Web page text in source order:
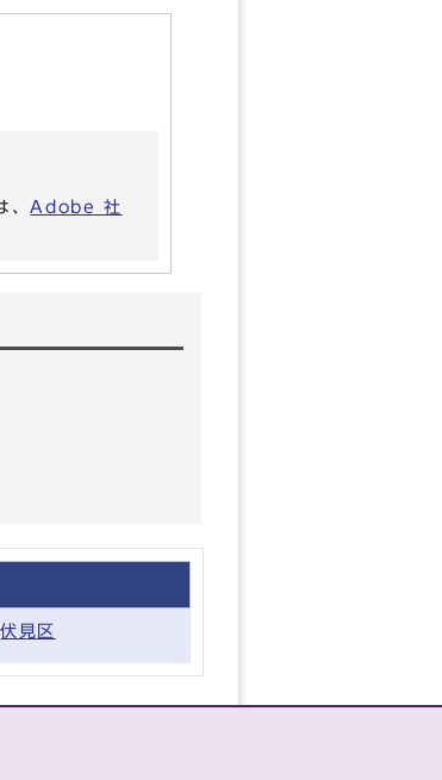
、Adobe 社
伏見区